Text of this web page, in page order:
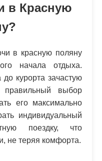
в Красную
в красную поляну
начала отдыха.
курорта зачастую
выбор
его максимально
индивидуальный
поездку, что
не теряя комфорта.